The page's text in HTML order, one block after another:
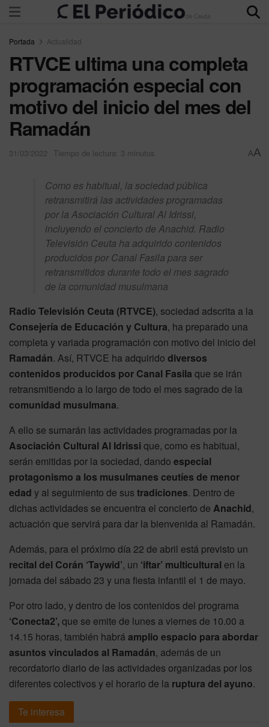
Portada Actualidad
RTVCE ultima una completa
programación especial con
motivo del inicio del mes del
Ramadán
31/03/2022 Tiempo de lectura: 3 minutos AA
Como es habitual, la sociedad pública
retransmitirá las actividades programadas
por la Asociación Cultural Al Idrissi,
incluyendo el concierto de Anachid. Radio
Televisión Ceuta ha adquirido contenidos
producidos por Canal Fasila para ser
retransmitidos durante todo el mes sagrado
de la comunidad musulmana
Radio Televisión Ceuta (RTVCE), sociedad adscrita a la
Consejería de Educación y Cultura, ha preparado una
completa y variada programación con motivo del inicio del
Ramadán. Así, RTVCE ha adquirido diversos
contenidos producidos por Canal Fasila que se irán
retransmitiendo a lo largo de todo el mes sagrado de la
comunidad musulmana.
A ello se sumarán las actividades programadas por la
Asociación Cultural Al Idrissi que, como es habitual,
serán emitidas por la sociedad, dando especial
protagonismo a los musulmanes ceutíes de menor
edad y al seguimiento de sus tradiciones. Dentro de
dichas actividades se encuentra el concierto de Anachid,
actuación que servirá para dar la bienvenida al Ramadán.
Además, para el próximo día 22 de abril está previsto un
recital del Corán ‘Taywid’, un ‘iftar’ multicultural en la
jornada del sábado 23 y una fiesta infantil el 1 de mayo.
Por otro lado, y dentro de los contenidos del programa
‘Conecta2’,que se emite de lunes a viernes de 10.00 a
14.15 horas, también habráamplio espacio para abordar
asuntos vinculados al Ramadán, además de un
recordatorio diario de las actividades organizadas por los
diferentes colectivos y el horario de la ruptura del ayuno.
Te interesa